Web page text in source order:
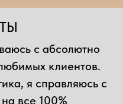
с абсолютно
клиентов.
я справляюсь с
все 100%